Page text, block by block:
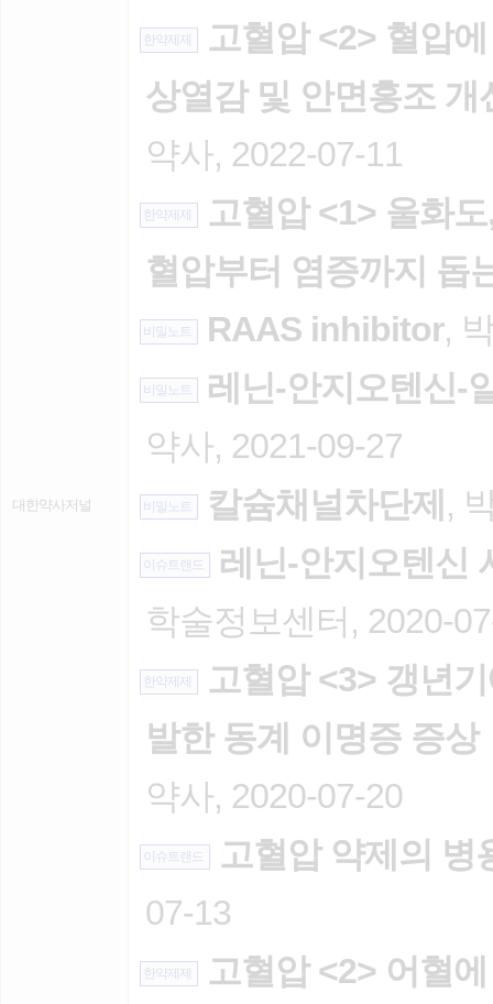
대한약사저널
한약제제
고혈압 <2> 혈압
상열감 및 안면홍조
약사, 2022-07-11
한약제제
고혈압 <1> 울화
혈압부터 염증까지 돕
비밀노트 RAAS inhibitor,
비밀노트
레닌-안지오텐신-
약사, 2021-09-27
비밀노트 칼슘채널차단제 ,
이슈트랜드
레닌-안지오텐신
학술정보센터, 2020-
한약제제
고혈압 <3> 갱년
발한 동계 이명증 증
약사, 2020-07-20
이슈트랜드
고혈압 약제의 병
07-13
한약제제 고혈압 <2> 어혈